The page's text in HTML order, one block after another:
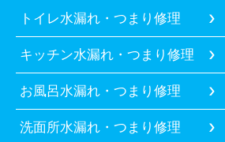
トイレ水漏れ・つまり修理
キッチン水漏れ・つまり修理
お風呂水漏れ・つまり修理
洗面所水漏れ・つまり修理